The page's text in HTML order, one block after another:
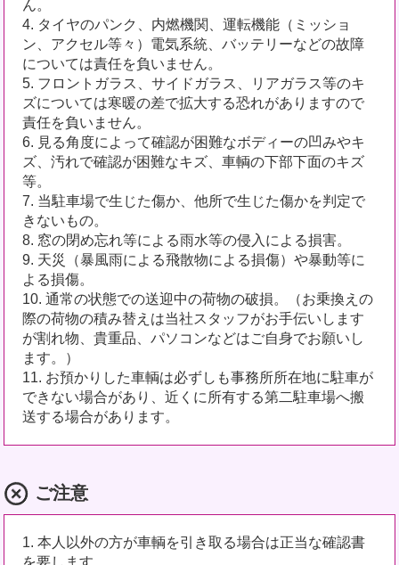
ん。
4. タイヤのパンク、内燃機関、運転機能（ミッショ
ン、アクセル等々）電気系統、バッテリーなどの故障
については責任を負いません。
5. フロントガラス、サイドガラス、リアガラス等のキ
ズについては寒暖の差で拡大する恐れがありますので
責任を負いません。
6. 見る角度によって確認が困難なボディーの凹みやキ
ズ、汚れで確認が困難なキズ、車輌の下部下面のキズ
等。
7. 当駐車場で生じた傷か、他所で生じた傷かを判定で
きないもの。
8. 窓の閉め忘れ等による雨水等の侵入による損害。
9. 天災（暴風雨による飛散物による損傷）や暴動等に
よる損傷。
10. 通常の状態での送迎中の荷物の破損。（お乗換えの
際の荷物の積み替えは当社スタッフがお手伝いします
が割れ物、貴重品、パソコンなどはご自身でお願いし
ます。）
11. お預かりした車輌は必ずしも事務所所在地に駐車が
できない場合があり、近くに所有する第二駐車場へ搬
送する場合があります。
ご注意
1. 本人以外の方が車輌を引き取る場合は正当な確認書
を要します。